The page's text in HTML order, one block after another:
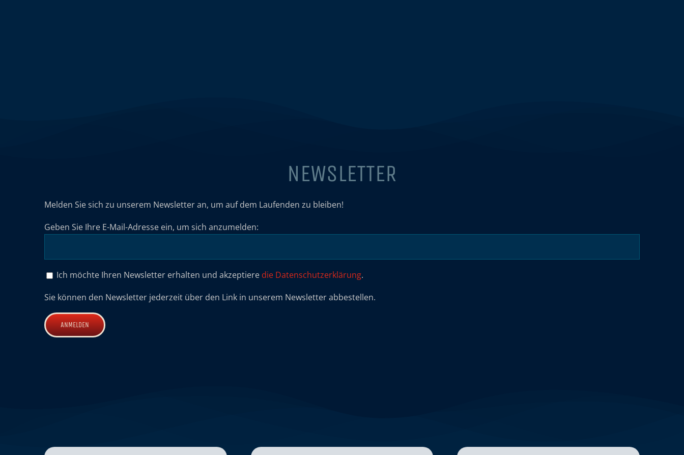
NEWSLETTER
Melden Sie sich zu unserem Newsletter an, um auf dem Laufenden zu bleiben!
Geben Sie Ihre E-Mail-Adresse ein, um sich anzumelden:
Ich möchte Ihren Newsletter erhalten und akzeptiere die Datenschutzerklärung.
Sie können den Newsletter jederzeit über den Link in unserem Newsletter abbestellen.